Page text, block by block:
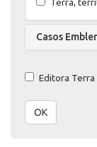
Casos
Editora
OK